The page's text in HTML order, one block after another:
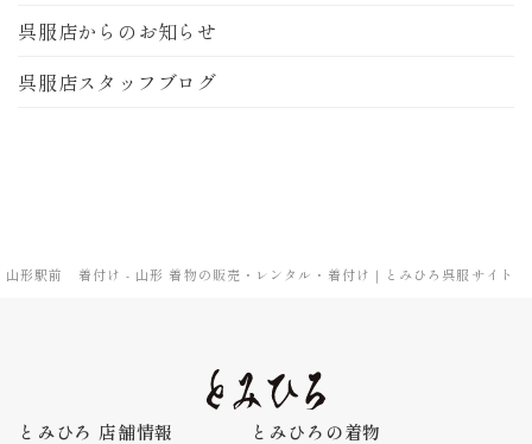
山形駅前 着付け - 山形 着物の販売・レンタル・着付け｜とみひろ呉服サイト
呉服店からのお知らせ
呉服店スタッフブログ
とみひろ 店舗情報
とみひろの着物